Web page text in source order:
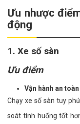
Ưu nhược
động
1. Xe số sàn
Ưu điểm
Vận hành an toàn
Chạy xe số sàn tuy
soát tình huống tốt